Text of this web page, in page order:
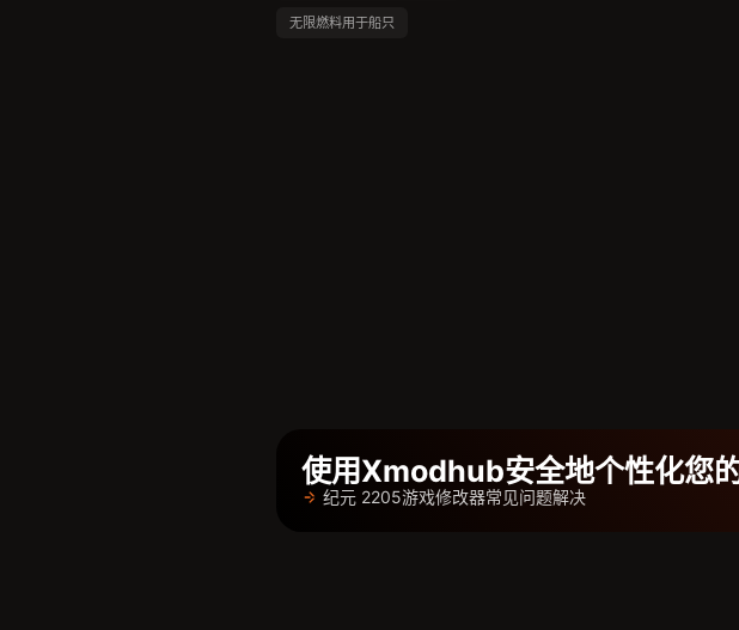
无限燃料用于船只
使用Xmodhub安全地个性化您
纪元 2205游戏修改器常见问题解决